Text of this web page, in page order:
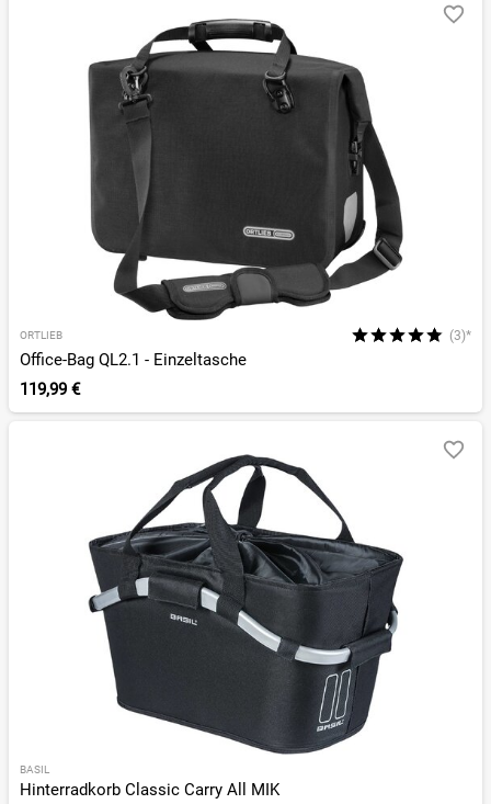
ORTLIEB (3)*
Office-Bag QL2.1 - Einzeltasche
119,99 €
BASIL
Hinterradkorb Classic Carry All MIK